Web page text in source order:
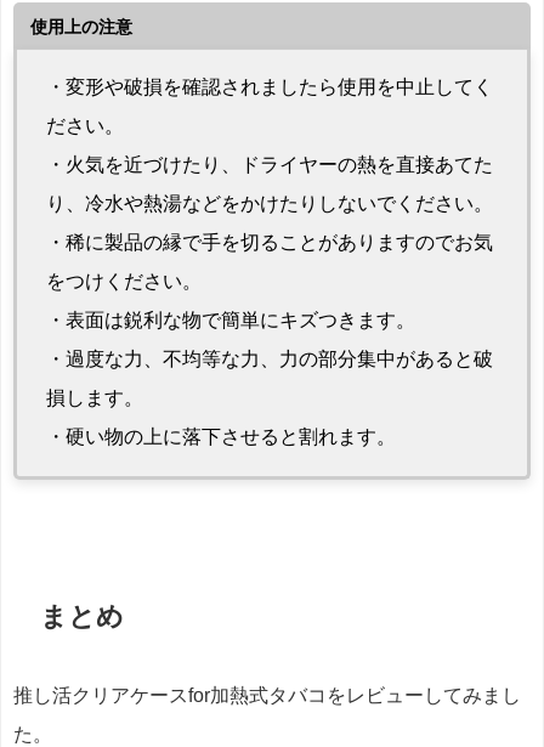
使用上の注意
・変形や破損を確認されましたら使用を中止してく
ださい。
・火気を近づけたり、ドライヤーの熱を直接あてた
り、冷水や熱湯などをかけたりしないでください。
・稀に製品の縁で手を切ることがありますのでお気
をつけください。
・表面は鋭利な物で簡単にキズつきます。
・過度な力、不均等な力、力の部分集中があると破
損します。
・硬い物の上に落下させると割れます。
まとめ
推し活クリアケースfor加熱式タバコをレビューしてみまし
た。